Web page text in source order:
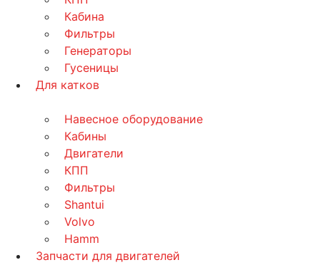
Кабина
Фильтры
Генераторы
Гусеницы
Для катков
Навесное оборудование
Кабины
Двигатели
КПП
Фильтры
Shantui
Volvo
Hamm
Запчасти для двигателей